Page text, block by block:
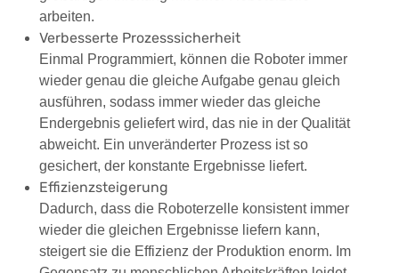
arbeiten.
Verbesserte Prozesssicherheit
Einmal Programmiert, können die Roboter immer
wieder genau die gleiche Aufgabe genau gleich
ausführen, sodass immer wieder das gleiche
Endergebnis geliefert wird, das nie in der Qualität
abweicht. Ein unveränderter Prozess ist so
gesichert, der konstante Ergebnisse liefert.
Effizienzsteigerung
Dadurch, dass die Roboterzelle konsistent immer
wieder die gleichen Ergebnisse liefern kann,
steigert sie die Effizienz der Produktion enorm. Im